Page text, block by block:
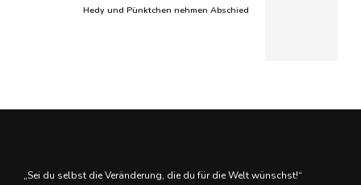
Hedy und Pünktchen nehmen Abschied
„Sei du selbst die Veränderung, die du für die Welt wünschst!“